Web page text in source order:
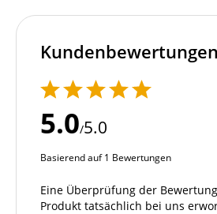
Kundenbewertungen
5.0/5.0
Basierend auf 1 Bewertungen
Eine Überprüfung der
Produkt tatsächlich bei uns